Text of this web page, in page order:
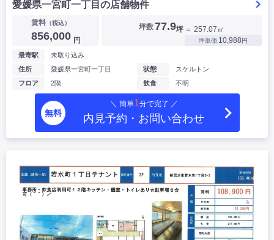
愛媛県一宮町一丁目の店舗物件
賃料（税込）
856,000 円
坪数77.9坪 ＝ 257.07㎡
坪単価 10,988円
最寄駅
未取り込み
住所
愛媛県一宮町一丁目
フロア
2階
状態
スケルトン
飲食
不明
無料
＼ 簡単1分で完了 ／
内見予約・お問い合わせ